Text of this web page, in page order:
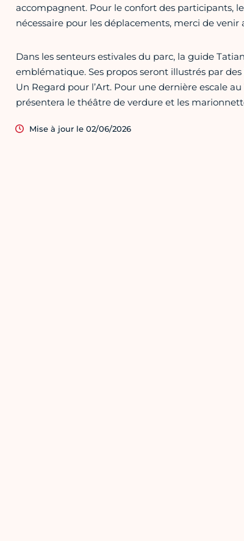
accompagnent. Pour le confort des participants,
nécessaire pour les déplacements, merci de venir
Dans les senteurs estivales du parc, la guide
emblématique. Ses propos seront illustrés par
Un Regard pour l’Art. Pour une dernière escale
présentera le théâtre de verdure et les
Mise à jour le 02/06/2026